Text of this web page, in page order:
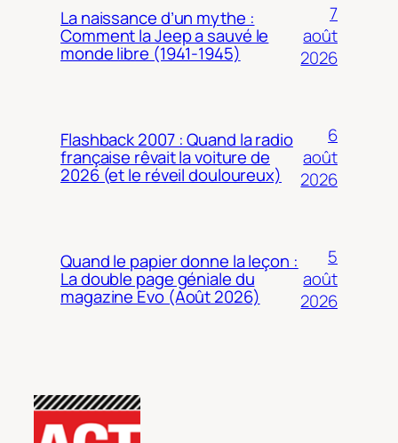
La naissance d’un mythe :
Comment la Jeep a sauvé le
monde libre (1941-1945)
7
août
2026
Flashback 2007 : Quand la radio
française rêvait la voiture de
2026 (et le réveil douloureux)
6
août
2026
Quand le papier donne la leçon :
La double page géniale du
magazine Evo (Août 2026)
5
août
2026